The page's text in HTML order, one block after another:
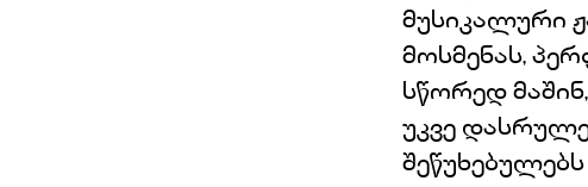
მუსიკალური
მოსმენას,
სწორედ
უკვე